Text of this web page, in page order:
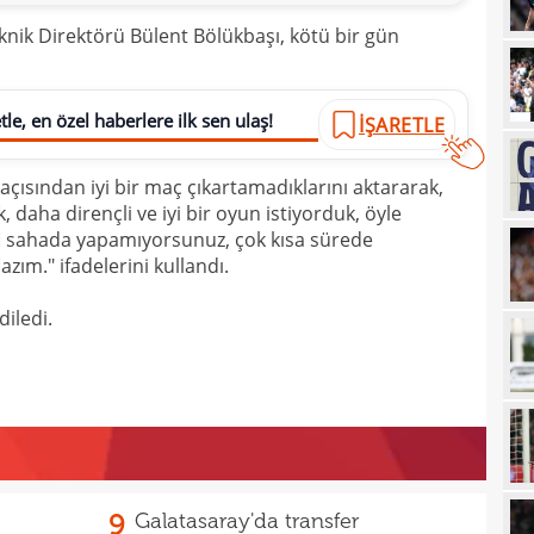
Direktörü Bülent Bölükbaşı, kötü bir gün
en özel haberlere ilk sen ulaş! İŞARETLE
iyi bir maç çıkartamadıklarını aktararak,
daha dirençli ve iyi bir oyun istiyorduk, öyle
yapamıyorsunuz, çok kısa sürede
ifadelerini kullandı.
9 Galatasaray'da transfer